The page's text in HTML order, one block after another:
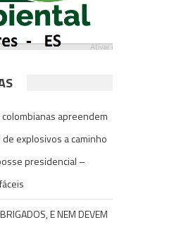
apreendem
explosivos a caminho
presidencial –
E NEM DEVEM